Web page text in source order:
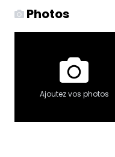
Photos
Ajoutez vos photos